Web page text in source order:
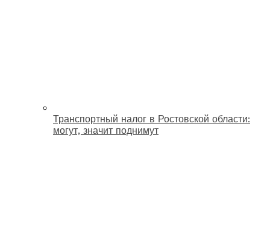
Транспортный налог в Ростовской области:
могут, значит поднимут